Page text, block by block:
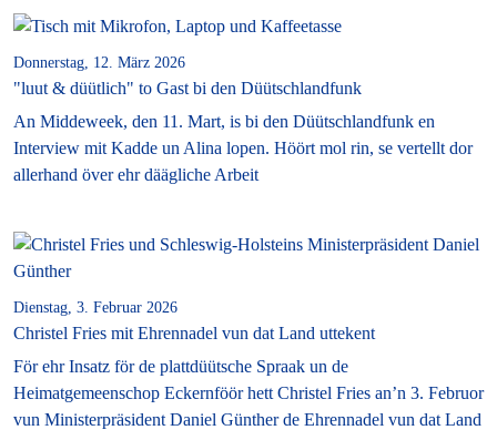
Donnerstag, 12. März 2026
"luut & düütlich" to Gast bi den Düütschlandfunk
An Middeweek, den 11. Mart, is bi den Düütschlandfunk en
Interview mit Kadde un Alina lopen. Höört mol rin, se vertellt dor
allerhand över ehr däägliche Arbeit
Dienstag, 3. Februar 2026
Christel Fries mit Ehrennadel vun dat Land uttekent
För ehr Insatz för de plattdüütsche Spraak un de
Heimatgemeenschop Eckernföör hett Christel Fries an’n 3. Februor
vun Ministerpräsident Daniel Günther de Ehrennadel vun dat Land